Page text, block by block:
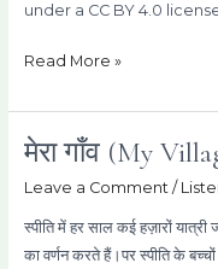
under a CC BY 4.0
Dhona)
Read More »
मेरा गाँव (My
Leave a Comment /
स्पीति में हर साल कई हज़ारों
का वर्णन करते हैं।पर स्पीति के
मेरा
Village
by